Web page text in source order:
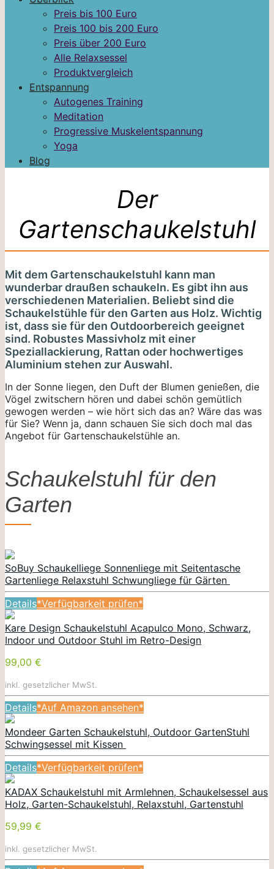
Preis bis 100 Euro
Preis 100 bis 200 Euro
Preis über 200 Euro
Alle Relaxsessel
Produktvergleich
Entspannung
Autogenes Training
Meditation
Progressive Muskelentspannung
Yoga
Blog
Der
Gartenschaukelstuhl
Mit dem Gartenschaukelstuhl kann man
wunderbar draußen schaukeln. Es gibt ihn aus
verschiedenen Materialien. Beliebt sind die
Schaukelstühle für den Garten aus Holz. Wichtig
ist, dass sie für den Outdoorbereich geeignet
sind. Robustes Massivholz mit einer
Speziallackierung, Rattan oder hochwertiges
Aluminium stehen zur Auswahl.
In der Sonne liegen, den Duft der Blumen genießen, die
Vögel zwitschern hören und dabei schön gemütlich
gewogen werden – wie hört sich das an? Wäre das was
für Sie? Wenn ja, dann schauen Sie sich doch mal das
Angebot für Gartenschaukelstühle an.
Schaukelstuhl für den
Garten
SoBuy Schaukelliege Sonnenliege mit Seitentasche
Gartenliege Relaxstuhl Schwungliege für Gärten
Details*Verfügbarkeit prüfen*
Kare Design Schaukelstuhl Acapulco Mono, Schwarz,
Indoor und Outdoor Stuhl im Retro-Design
99,00 €
inkl. gesetzlicher MwSt.
Details*Auf Amazon ansehen*
Mondeer Garten Schaukelstuhl, Outdoor GartenStuhl
Schwingsessel mit Kissen
Details*Verfügbarkeit prüfen*
KADAX Schaukelstuhl mit Armlehnen, Schaukelsessel aus
Holz, Garten-Schaukelstuhl, Relaxstuhl, Gartenstuhl
59,99 €
inkl. gesetzlicher MwSt.